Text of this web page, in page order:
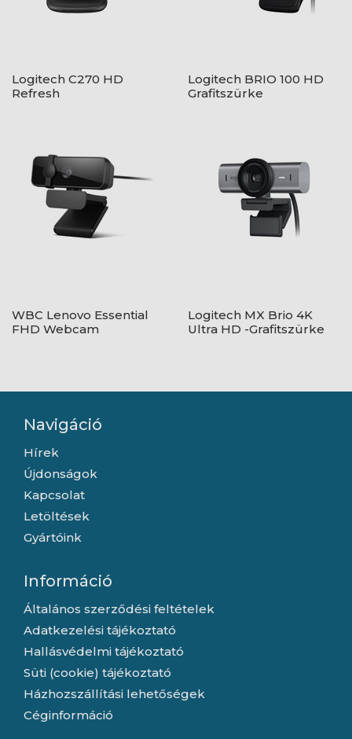
Logitech C270 HD
Refresh
Logitech BRIO 100 HD
Grafitszürke
WBC Lenovo Essential
FHD Webcam
Logitech MX Brio 4K
Ultra HD -Grafitszürke
Navigáció
Hírek
Újdonságok
Kapcsolat
Letöltések
Gyártóink
Információ
Általános szerződési feltételek
Adatkezelési tájékoztató
Hallásvédelmi tájékoztató
Süti (cookie) tájékoztató
Házhozszállítási lehetőségek
Céginformáció